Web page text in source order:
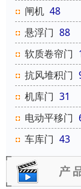
闸机 48
悬浮门 88
软质卷帘门
抗风堆积门
机库门 31
电动平移门
车库门 43